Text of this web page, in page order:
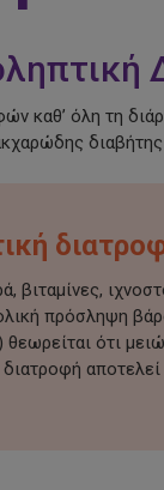
καθ’ όλη τη
πρόσληψη
ότι